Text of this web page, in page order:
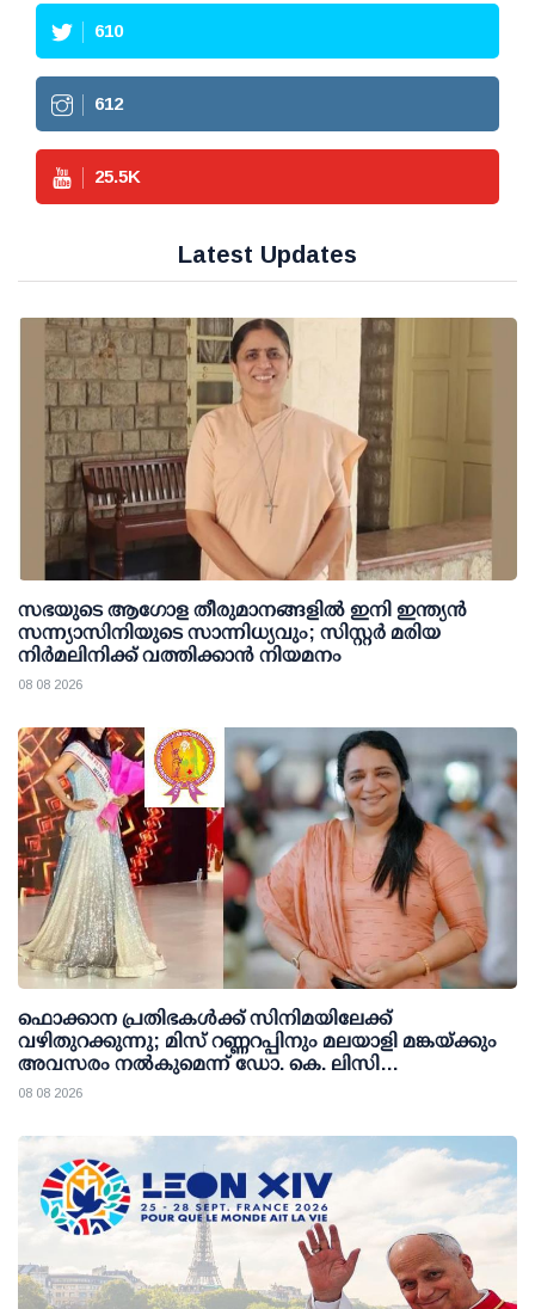
610
612
25.5K
Latest Updates
സഭയുടെ ആഗോള തീരുമാനങ്ങളിൽ ഇനി ഇന്ത്യൻ
സന്ന്യാസിനിയുടെ സാന്നിധ്യവും; സിസ്റ്റർ മരിയ
നിർമലിനിക്ക് വത്തിക്കാൻ നിയമനം
08 08 2026
ഫൊക്കാന പ്രതിഭകള്‍ക്ക് സിനിമയിലേക്ക്
വഴിതുറക്കുന്നു; മിസ് റണ്ണറപ്പിനും മലയാളി മങ്കയ്ക്കും
അവസരം നല്‍കുമെന്ന് ഡോ. കെ. ലിസി
ഫെര്‍ണാണ്ടസ്
08 08 2026